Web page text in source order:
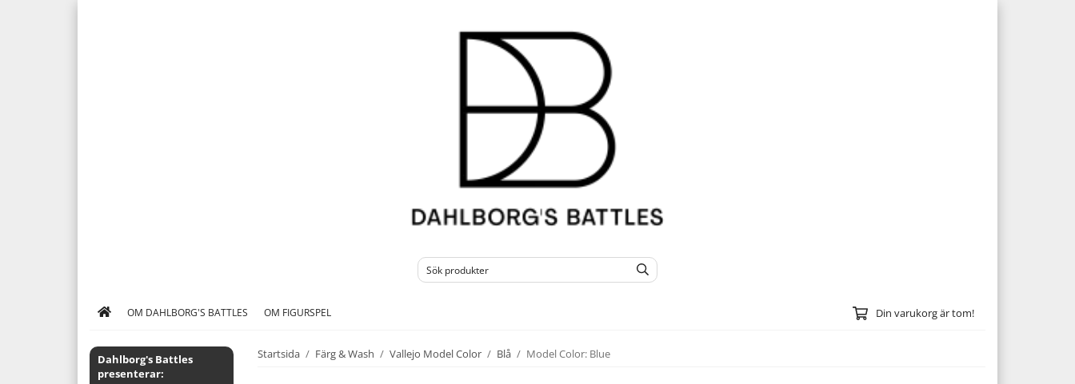
OM DAHLBORG'S BATTLES OM FIGURSPEL Din varukorg är tom!
Dahlborg's Battles
presenterar:
Startsida / Färg & Wash / Vallejo Model Color / Blå / Model Color: Blue